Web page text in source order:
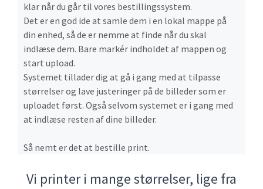
klar når du går til vores bestillingssystem.
Det er en god ide at samle dem i en lokal mappe på
din enhed, så de er nemme at finde når du skal
indlæse dem. Bare markér indholdet af mappen og
start upload.
Systemet tillader dig at gå i gang med at tilpasse
størrelser og lave justeringer på de billeder som er
uploadet først. Også selvom systemet er i gang med
at indlæse resten af dine billeder.
Så nemt er det at bestille print.
Vi printer i mange størrelser, lige fra